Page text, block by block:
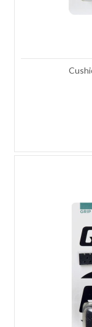
Fita de Chumbo
pesagem da
da sua raquete.
Características: -
Especificação:
de fabricação; -